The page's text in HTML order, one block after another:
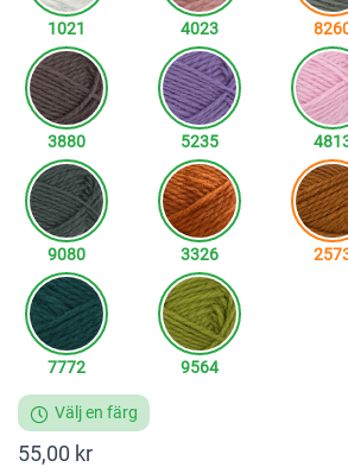
1021 4023
3880 5235
9080 3326
7772 9564
Välj en färg
55,00 kr